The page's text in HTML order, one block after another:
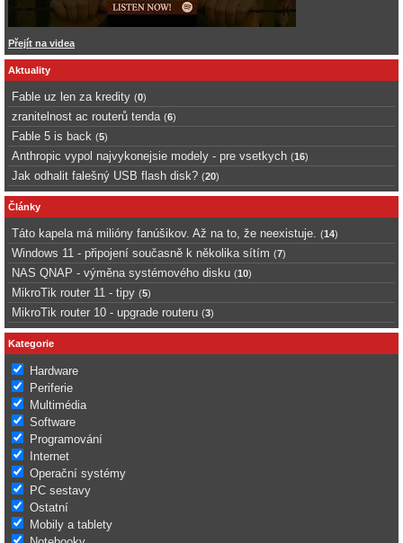
Přejít na videa
Aktuality
Fable uz len za kredity (0)
zranitelnost ac routerů tenda (6)
Fable 5 is back (5)
Anthropic vypol najvykonejsie modely - pre vsetkych (16)
Jak odhalit falešný USB flash disk? (20)
Články
Táto kapela má milióny fanúšikov. Až na to, že neexistuje. (14)
Windows 11 - připojení současně k několika sítím (7)
NAS QNAP - výměna systémového disku (10)
MikroTik router 11 - tipy (5)
MikroTik router 10 - upgrade routeru (3)
Kategorie
Hardware
Periferie
Multimédia
Software
Programování
Internet
Operační systémy
PC sestavy
Ostatní
Mobily a tablety